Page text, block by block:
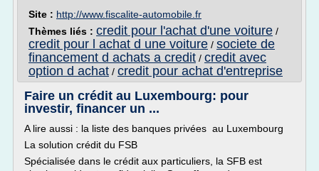
Site : http://www.fiscalite-automobile.fr
Thèmes liés : credit pour l'achat d'une voiture /
credit pour l achat d une voiture / societe de
financement d achats a credit / credit avec
option d achat / credit pour achat d'entreprise
Faire un crédit au Luxembourg: pour
investir, financer un ...
A lire aussi : la liste des banques privées au Luxembourg
La solution crédit du FSB
Spécialisée dans le crédit aux particuliers, la SFB est